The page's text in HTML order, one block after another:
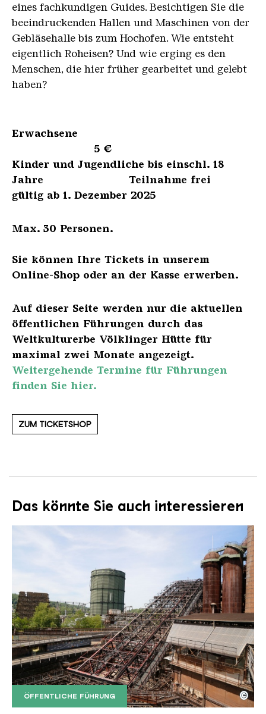
eines fachkundigen Guides. Besichtigen Sie die
beeindruckenden Hallen und Maschinen von der
Gebläsehalle bis zum Hochofen. Wie entsteht
eigentlich Roheisen? Und wie erging es den
Menschen, die hier früher gearbeitet und gelebt
haben?
Erwachsene
5 €
Kinder und Jugendliche bis einschl. 18
Jahre Teilnahme frei
gültig ab 1. Dezember 2025
Max. 30 Personen.
Sie können Ihre Tickets in unserem
Online-Shop oder an der Kasse erwerben.
Auf dieser Seite werden nur die aktuellen
öffentlichen Führungen durch das
Weltkulturerbe Völklinger Hütte für
maximal zwei Monate angezeigt.
Weitergehende Termine für Führungen
finden Sie hier.
ZUM TICKETSHOP
Das könnte Sie auch interessieren
ÖFFENTLICHE FÜHRUNG
Der Erzschrägaufzug der Völklinger Hütte mit
Copyright: Weltkulturerbe Völklinger Hütte | Karl
©